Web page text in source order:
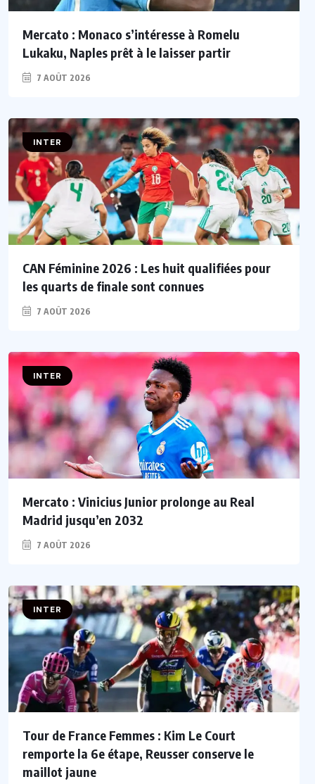
Mercato : Monaco s’intéresse à Romelu
Lukaku, Naples prêt à le laisser partir
7 AOÛT 2026
INTER
CAN Féminine 2026 : Les huit qualifiées pour
les quarts de finale sont connues
7 AOÛT 2026
INTER
Mercato : Vinicius Junior prolonge au Real
Madrid jusqu’en 2032
7 AOÛT 2026
INTER
Tour de France Femmes : Kim Le Court
remporte la 6e étape, Reusser conserve le
maillot jaune